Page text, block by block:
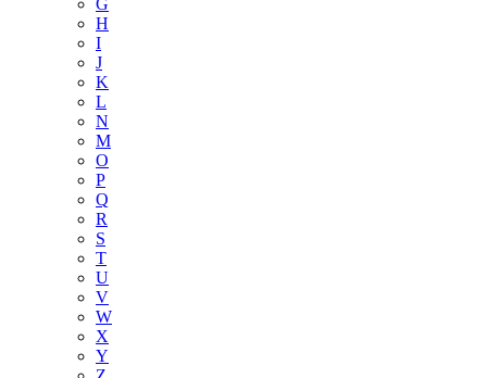
H
I
J
K
L
N
M
O
P
Q
R
S
T
U
V
W
X
Y